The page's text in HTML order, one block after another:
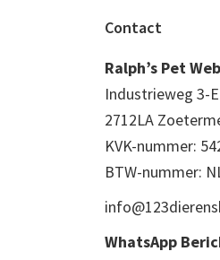
Contact
Ralph’s Pet Web
Industrieweg 3-E
2712LA
KVK-nummer:
BTW-nummer:
WhatsApp